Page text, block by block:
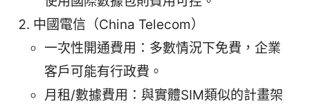
中國電信（China Telecom）
一次性開通費用：多數情況下免費，企業
客戶可能有行政費。
月租/數據費用：與實體SIM類似的計畫架